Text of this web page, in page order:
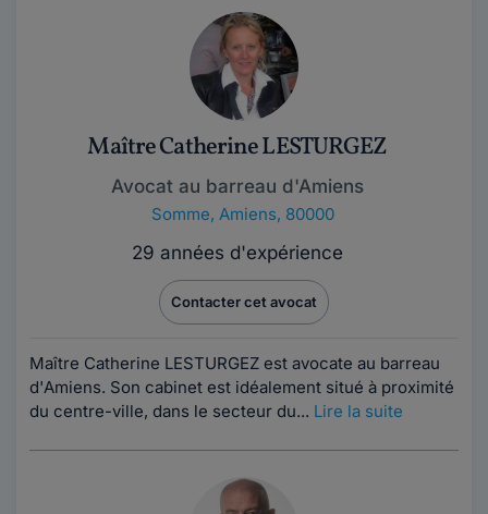
Maître Catherine LESTURGEZ
Avocat au barreau d'Amiens
Somme, Amiens, 80000
29 années d'expérience
Contacter cet avocat
Maître Catherine LESTURGEZ est avocate au barreau
d'Amiens. Son cabinet est idéalement situé à proximité
du centre-ville, dans le secteur du... Lire la suite